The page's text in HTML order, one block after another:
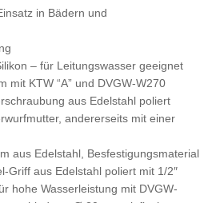
in Bädern und
– für Leitungswasser geeignet
mit KTW “A” und DVGW-W270
aus Edelstahl poliert
andererseits mit einer
aus Edelstahl, Besfestigungsmaterial
Griff aus Edelstahl poliert mit 1/2″
hohe Wasserleistung mit DVGW-